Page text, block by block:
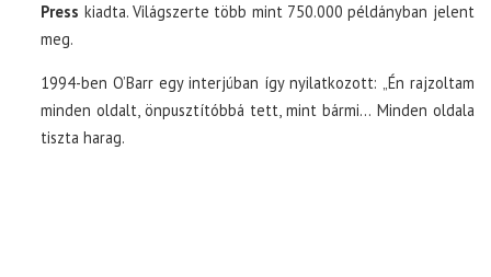
Press kiadta. Világszerte több mint 750.000 példányban jelent
meg.
1994-ben O’Barr egy interjúban így nyilatkozott: „Én rajzoltam
minden oldalt, önpusztítóbbá tett, mint bármi… Minden oldala
tiszta harag.